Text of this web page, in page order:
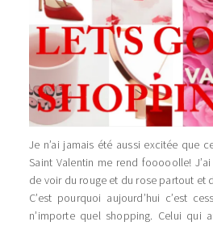
Je n’ai jamais été aussi excitée que
Saint Valentin me rend fooooolle!
de voir du rouge et du rose partout et
C’est pourquoi aujourd’hui c’est
n’importe quel shopping. Celui qui